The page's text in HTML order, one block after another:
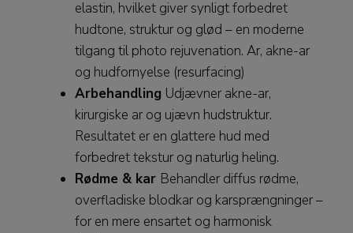
elastin, hvilket giver synligt forbedret
hudtone, struktur og glød – en moderne
tilgang til photo rejuvenation. Ar, akne-ar
og hudfornyelse (resurfacing)
Arbehandling Udjævner akne-ar,
kirurgiske ar og ujævn hudstruktur.
Resultatet er en glattere hud med
forbedret tekstur og naturlig heling.
Rødme & kar Behandler diffus rødme,
overfladiske blodkar og karsprængninger –
for en mere ensartet og harmonisk